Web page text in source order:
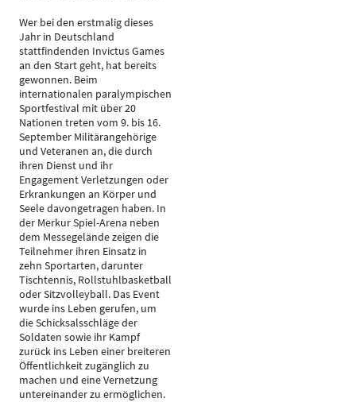
Wer bei den erstmalig dieses
Jahr in Deutschland
stattfindenden Invictus Games
an den Start geht, hat bereits
gewonnen. Beim
internationalen paralympischen
Sportfestival mit über 20
Nationen treten vom 9. bis 16.
September Militärangehörige
und Veteranen an, die durch
ihren Dienst und ihr
Engagement Verletzungen oder
Erkrankungen an Körper und
Seele davongetragen haben. In
der Merkur Spiel-Arena neben
dem Messegelände zeigen die
Teilnehmer ihren Einsatz in
zehn Sportarten, darunter
Tischtennis, Rollstuhlbasketball
oder Sitzvolleyball. Das Event
wurde ins Leben gerufen, um
die Schicksalsschläge der
Soldaten sowie ihr Kampf
zurück ins Leben einer breiteren
Öffentlichkeit zugänglich zu
machen und eine Vernetzung
untereinander zu ermöglichen.